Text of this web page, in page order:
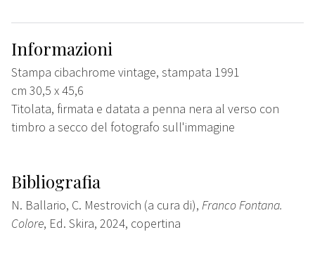
Informazioni
Stampa cibachrome vintage, stampata 1991
cm 30,5 x 45,6
Titolata, firmata e datata a penna nera al verso con
timbro a secco del fotografo sull'immagine
Bibliografia
N. Ballario, C. Mestrovich (a cura di), Franco Fontana.
Colore, Ed. Skira, 2024, copertina